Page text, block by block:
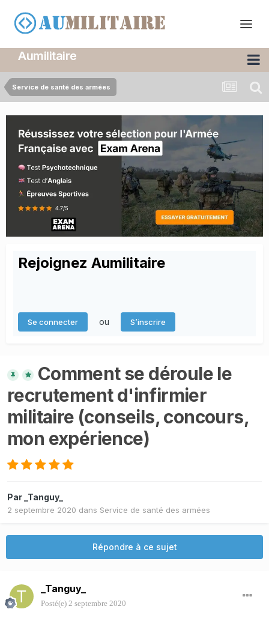
Aumilitaire
Service de santé des armées
Rejoignez Aumilitaire
Se connecter ou S’inscrire
Comment se déroule le
recrutement d'infirmier
militaire (conseils, concours,
mon expérience)
Par _Tanguy_
2 septembre 2020 dans Service de santé des armées
Répondre à ce sujet
_Tanguy_
Posté(e) 2 septembre 2020